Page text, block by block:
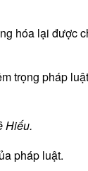
hóa lại được
trọng pháp
Hiếu.
pháp luật.